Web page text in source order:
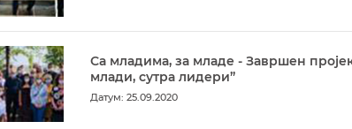
Са младима, за младе - Завршен
млади, сутра лидери”
Датум: 25.09.2020